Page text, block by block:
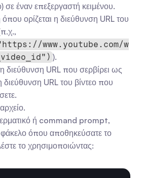
σε έναν επεξεργαστή κειμένου.
ορίζεται η διεύθυνση URL του
www.youtube.com/w
).
διεύθυνση URL που σερβίρει ως
διεύθυνση URL του βίντεο που
ή command prompt,
φάκελο όπου αποθηκεύσατε το
το χρησιμοποιώντας: